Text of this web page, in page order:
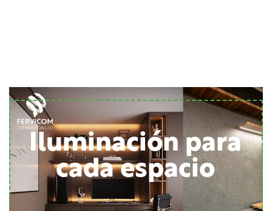
Iluminación para
cada espacio